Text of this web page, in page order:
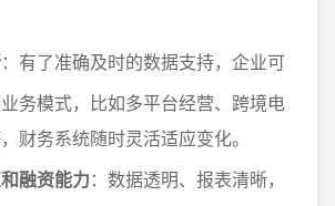
：有了准确及时的数据支持，企业可
务模式，比如多平台经营、跨境电
财务系统随时灵活适应变化。
融资能力：数据透明、报表清晰，